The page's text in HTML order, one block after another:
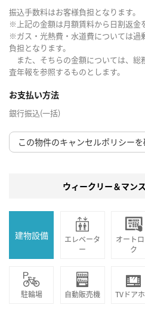
振込手数料はお客様負担となります。
※上記の金額は月額賃料から日割返金
※ガス・光熱費・水道費については過
負担となります。
また、そちらの金額については、総
査年報を参照するものとします。
お支払い方法
銀行振込(一括)
この物件のキャンセルポリシー
ウィークリー＆マン
建物設備
エレベータ
ー
オート
ク
駐輪場 自動販売機 TVドア